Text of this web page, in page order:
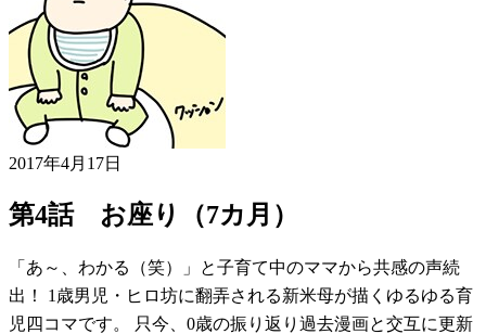
2017年4月17日
第4話 お座り（7カ月）
「あ～、わかる（笑）」と子育て中のママから共感の声続
出！ 1歳男児・ヒロ坊に翻弄される新米母が描くゆるゆる育
児四コマです。 只今、0歳の振り返り過去漫画と交互に更新